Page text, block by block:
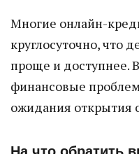
Многие онлайн-
круглосуточно, что
проще и доступнее.
финансовые
ожидания открытия